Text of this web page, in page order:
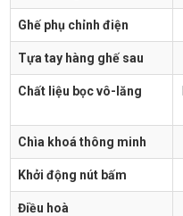
Ghế phụ chỉnh điện
Tựa tay hàng ghế sau
Chất liệu bọc vô-lăng
Chìa khoá thông minh
Khởi động nút bấm
Điều hoà